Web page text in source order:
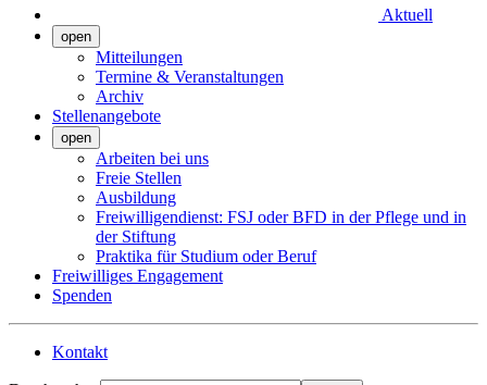
Aktuell
open
Mitteilungen
Termine & Veranstaltungen
Archiv
Stellenangebote
open
Arbeiten bei uns
Freie Stellen
Ausbildung
Freiwilligendienst: FSJ oder BFD in der Pflege und in
der Stiftung
Praktika für Studium oder Beruf
Freiwilliges Engagement
Spenden
Kontakt